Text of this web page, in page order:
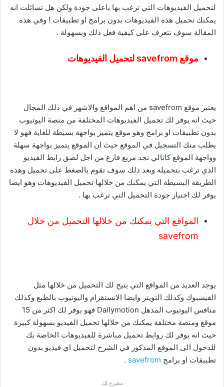
لتحميل الفيديوهات التي ترغب بها باعلى جودة ولكن هل تسائلت انه
يمكنك تحميل هذه الفيديوهات بدون برامج او تطبيقات ! وفي هذه
المقالة سوف نتعرف على كيفية فعل ذلك وبسهولة .
موقع savefrom لتحميل الفيديوهات
يعتبر موقع savefrom من اهم المواقع والاشهر في ذلك المجال
حيث انه يوفر لك تحميل الفيديوهات المختلفة من منصة اليوتيوب
بدون تطبيقات او برامج وهو موقع يتميز بواجهة بسيطة للغاية فهو لا
يطلب منك التسجيل في الموقع حيث ان الموقع يتميز بواجهة سهلة
وواجهة الموقع كاتالي تجد مربع فارغ من اجل لصق رابط الفيديو
الذي ترغب بتحميله وبعد ذلك سوف تقوم بالضغط على تحميل وهذه
الطريقة البسيطة التي يمكنك من خلالها تحميل الفيديوهات وهو ايضا
يوفر لك اختيار جودة التحميل التي ترغب بها .
المواقع التي يمكنك من خلالها التحميل من خلال
savefrom
يوجد العديد من المواقع التي يتيح لك التحميل من خلالها مثل
الفيسبوك وكذلك التويتر وايضا الانستقرام واليوتيوب بالطبع وكذلك
منافس اليوتيوب المذهل Dailymotion فهو يوفر لك اكثر من 15
موقع ومنصة مختلفة يمكنك من خلالها تحميل الفيديو بسهولة كبيرة
حيث انه يوفر لك روابط تحميل مباشرة للفيديوهات الخاصة بك
للدخول الى الموقع المذكور في الشرح لتحميل اي فيديو بدون
تطبيقات او برامج savefrom
.
مقترح لك